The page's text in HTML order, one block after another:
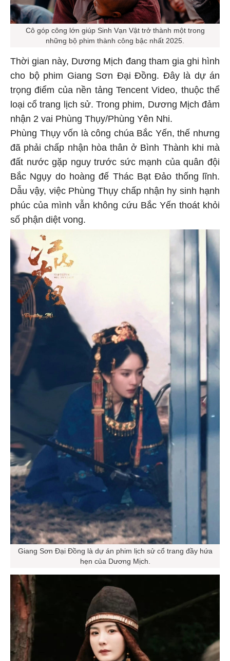
Cô góp công lớn giúp Sinh Vạn Vật trở thành một trong
những bộ phim thành công bậc nhất 2025.
Thời gian này, Dương Mịch đang tham gia ghi hình
cho bộ phim Giang Sơn Đại Đồng. Đây là dự án
trọng điểm của nền tảng Tencent Video, thuộc thể
loại cổ trang lịch sử. Trong phim, Dương Mịch đảm
nhận 2 vai Phùng Thụy/Phùng Yên Nhi.
Phùng Thụy vốn là công chúa Bắc Yến, thế nhưng
đã phải chấp nhận hòa thân ở Bình Thành khi mà
đất nước gặp nguy trước sức mạnh của quân đội
Bắc Ngụy do hoàng đế Thác Bạt Đảo thống lĩnh.
Dẫu vậy, việc Phùng Thụy chấp nhận hy sinh hạnh
phúc của mình vẫn không cứu Bắc Yến thoát khỏi
số phận diệt vong.
Giang Sơn Đại Đồng là dự án phim lịch sử cổ trang đầy hứa
hẹn của Dương Mịch.